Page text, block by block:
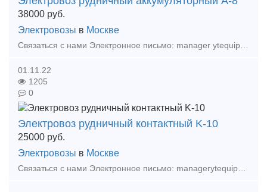
38000 руб.
Электровозы в Москве
01.11.22
1205
0
Электровоз рудничный контактный K-10
25000 руб.
Электровозы в Москве
Связаться с нами Электронное письмо: managerytequipment net exportytequipment net Веб-сайт: ytminig net/ телефонный номер: +86 17369222201 86 - 731 - 58528855 Тр